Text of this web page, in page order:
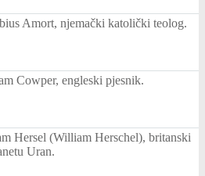
Amort, njemački katolički teolog.
Cowper, engleski pjesnik.
Hersel (William Herschel), britanski
Uran.